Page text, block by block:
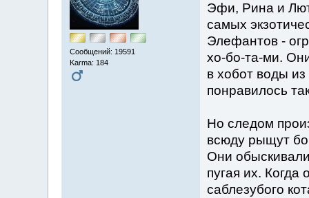
Сообщений: 19591
Karma: 184
Эфи, Рина и
самых
Элефантов -
хо-бо-та-ми.
в хобот воды
понравилось
Но следом
всюду рыщут
Они
пугая их. Когда
саблезубого